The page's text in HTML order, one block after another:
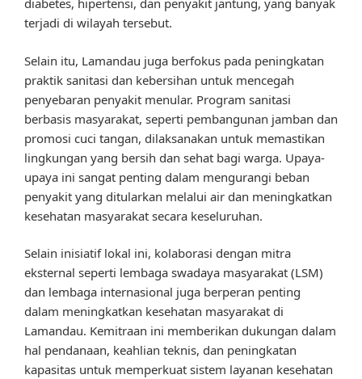
diabetes, hipertensi, dan penyakit jantung, yang banyak
terjadi di wilayah tersebut.
Selain itu, Lamandau juga berfokus pada peningkatan
praktik sanitasi dan kebersihan untuk mencegah
penyebaran penyakit menular. Program sanitasi
berbasis masyarakat, seperti pembangunan jamban dan
promosi cuci tangan, dilaksanakan untuk memastikan
lingkungan yang bersih dan sehat bagi warga. Upaya-
upaya ini sangat penting dalam mengurangi beban
penyakit yang ditularkan melalui air dan meningkatkan
kesehatan masyarakat secara keseluruhan.
Selain inisiatif lokal ini, kolaborasi dengan mitra
eksternal seperti lembaga swadaya masyarakat (LSM)
dan lembaga internasional juga berperan penting
dalam meningkatkan kesehatan masyarakat di
Lamandau. Kemitraan ini memberikan dukungan dalam
hal pendanaan, keahlian teknis, dan peningkatan
kapasitas untuk memperkuat sistem layanan kesehatan